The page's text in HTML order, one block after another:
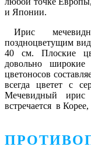
и Японии.
Ирис
поздноцветущим
40 см. Плоские
довольно
цветоносов
всегда цветет с
Мечевидный
встречается в